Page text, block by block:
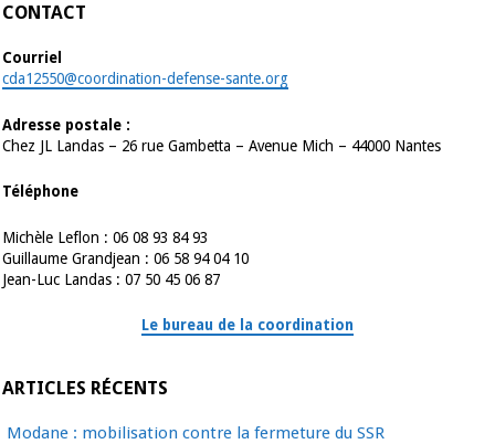
CONTACT
Courriel
cda12550@coordination-defense-sante.org
Adresse postale :
Chez JL Landas – 26 rue Gambetta – Avenue Mich – 44000 Nantes
Téléphone
Michèle Leflon : 06 08 93 84 93
Guillaume Grandjean : 06 58 94 04 10
Jean-Luc Landas : 07 50 45 06 87
Le bureau de la coordination
ARTICLES RÉCENTS
Modane : mobilisation contre la fermeture du SSR